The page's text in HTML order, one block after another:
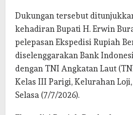
Dukungan tersebut
kehadiran Bupati H. Erwin
pelepasan Ekspedisi Rupiah
diselenggarakan Bank
dengan TNI Angkatan Laut
Kelas III Parigi, Kelurahan
Selasa (7/7/2026).